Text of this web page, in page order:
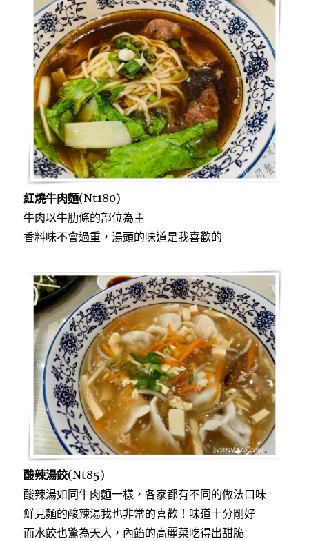
紅燒牛肉麵(Nt180)
牛肉以牛肋條的部位為主
香料味不會過重，湯頭的味道是我喜歡的
酸辣湯餃(Nt85)
酸辣湯如同牛肉麵一樣，各家都有不同的做法口味
鮮見麵的酸辣湯我也非常的喜歡！味道十分剛好
而水餃也驚為天人，內餡的高麗菜吃得出甜脆